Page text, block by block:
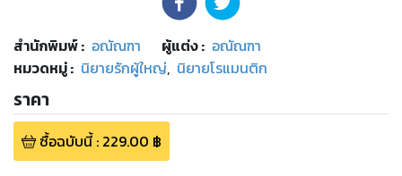
สำนักพิมพ์: อณัณฑา ผู้แต่ง : อณัณฑา
หมวดหมู่: นิยายรักผู้ใหญ่, นิยายโรแมนติก
ราคา
ซื้อฉบับนี้: 229.00 ฿